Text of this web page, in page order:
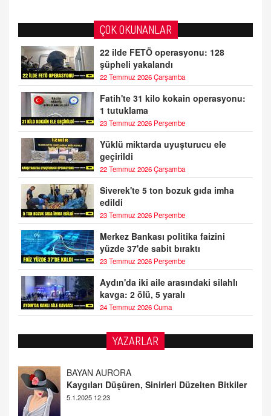
ÇOK OKUNANLAR
22 ilde FETÖ operasyonu: 128
şüpheli yakalandı
22 Temmuz 2026 Çarşamba
Fatih'te 31 kilo kokain operasyonu:
1 tutuklama
23 Temmuz 2026 Perşembe
Yüklü miktarda uyuşturucu ele
geçirildi
22 Temmuz 2026 Çarşamba
Siverek'te 5 ton bozuk gıda imha
edildi
23 Temmuz 2026 Perşembe
Merkez Bankası politika faizini
yüzde 37'de sabit bıraktı
23 Temmuz 2026 Perşembe
Aydın'da iki aile arasındaki silahlı
kavga: 2 ölü, 5 yaralı
24 Temmuz 2026 Cuma
YAZARLAR
BAYAN AURORA
Kaygıları Düşüren, Sinirleri Düzelten Bitkiler
DOKTOR CİVANIM